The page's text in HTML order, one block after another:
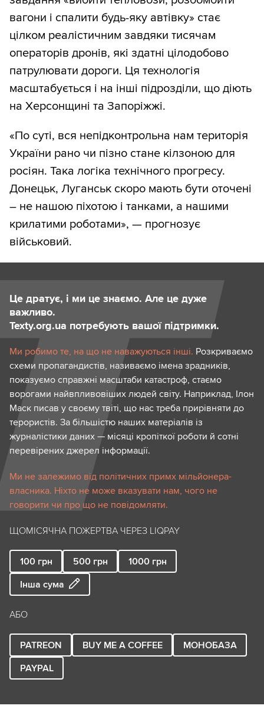
вагони і спалити будь-яку автівку» стає
цілком реалістичним завдяки тисячам
операторів дронів, які здатні цілодобово
патрулювати дороги. Ця технологія
масштабується і на інші підрозділи, що діють
на Херсонщині та Запоріжжі.
«По суті, вся непідконтрольна нам територія
України рано чи пізно стане кілзоною для
росіян. Така логіка технічного прогресу.
Донецьк, Луганськ скоро мають бути оточені
– не нашою піхотою і танками, а нашими
крилатими роботами», — прогнозує
військовий.
Це дратує, і ми це знаємо. Але це дуже
важливо.
Texty.org.ua потребують вашої підтримки.
Ми робимо те, на що не наважуються інші. Розкриваємо
схеми пропагандистів, називаємо імена зрадників,
показуємо справжні масштаби катастроф, стаємо
ворогами найвпливовіших людей світу. Наприклад, Ілон
Маск писав у своєму твіті, що нас треба прирівняти до
терористів. За більшістю наших матеріалів із
журналістики даних — місяці кропіткої роботи й сотні
перевірених джерел інформації.
Ми не залежимо від політичних примх мільйонера-
власника. Ніхто не може вказувати нам, чого не
говорити чи про що не повідомляти.
ЩОМІСЯЧНА ПОЖЕРТВА ЧЕРЕЗ LIQPAY
100 грн 500 грн 1000 грн
Інша сума
АБО
PATREON BUY ME A COFFEE
МОНОБАЗА
PAYPAL